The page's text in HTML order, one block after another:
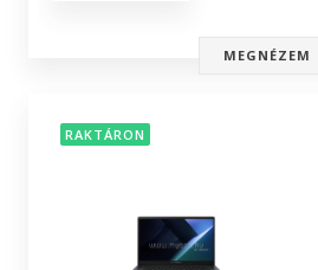
MEGNÉZEM
RAKTÁRON